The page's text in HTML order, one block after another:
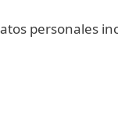
personales